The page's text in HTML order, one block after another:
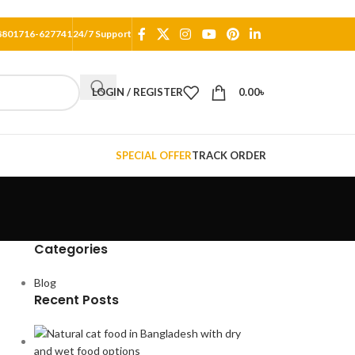
62774124/7 Support
LOGIN / REGISTER 0.00৳
SPECIAL OFFERTRACK ORDER
Categories
Blog
Recent Posts